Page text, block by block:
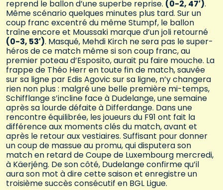
reprend le ballon d’une superbe reprise. (0-2, 47′).
Même scénario quelques minutes plus tard. Sur un
coup franc excentré du même Stumpf, le ballon
traîne encore et Moussaki marque d’un joli retourné
(0-3, 53′). Masqué, Mehdi Kirch ne sera pas le super-
héros de ce match même si son coup franc, au
premier poteau d’Esposito, aurait pu faire mouche. La
frappe de Théo Herr en toute fin de match, sauvée
sur sa ligne par Edis Agovic sur sa ligne, n’y changera
rien non plus : malgré une belle première mi-temps,
Schifflange s’incline face à Dudelange, une semaine
après sa lourde défaite à Differdange. Dans une
rencontre équilibrée, les joueurs du F91 ont fait la
différence aux moments clés du match, avant et
après le retour aux vestiaires. Suffisant pour donner
un coup de massue au promu, qui disputera son
match en retard de Coupe de Luxembourg mercredi,
à Käerjéng. De son côté, Dudelange confirme qu’il
aura son mot à dire cette saison et enregistre un
troisième succès consécutif en BGL Ligue.